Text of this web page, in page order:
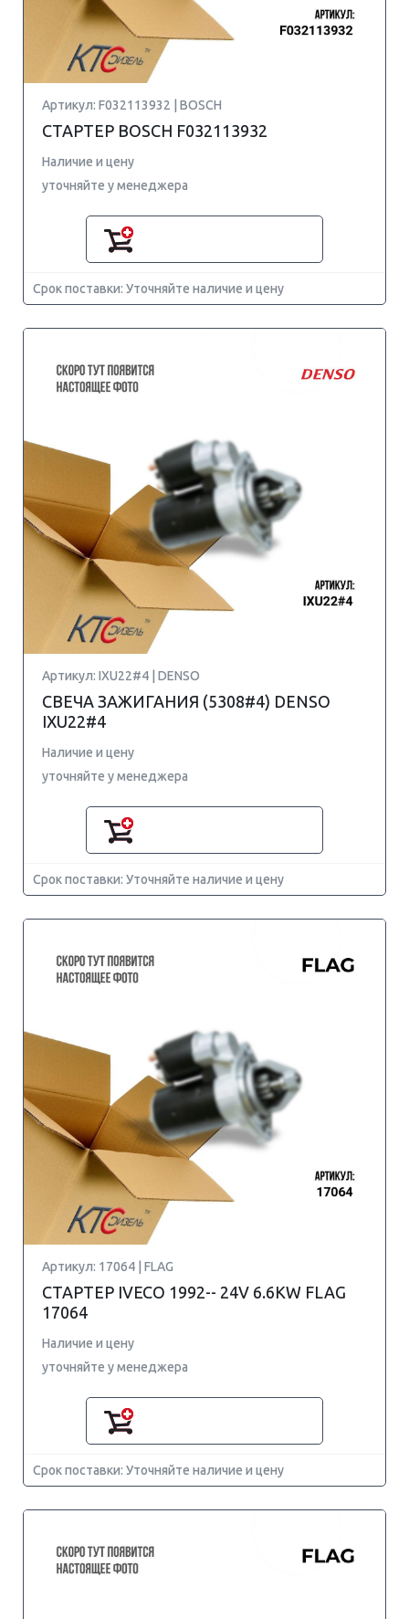
Артикул: F032113932 | BOSCH
СТАРТЕР BOSCH F032113932
Наличие и цену
уточняйте у менеджера
Срок поставки: Уточняйте наличие и цену
Артикул: IXU22#4 | DENSO
СВЕЧА ЗАЖИГАНИЯ (5308#4) DENSO
IXU22#4
Наличие и цену
уточняйте у менеджера
Срок поставки: Уточняйте наличие и цену
Артикул: 17064 | FLAG
СТАРТЕР IVECO 1992-- 24V 6.6KW FLAG
17064
Наличие и цену
уточняйте у менеджера
Срок поставки: Уточняйте наличие и цену